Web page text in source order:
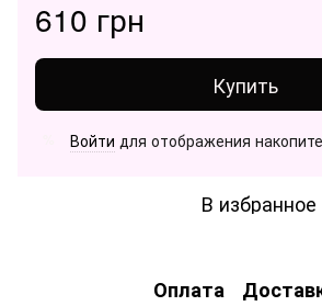
610 грн
Купить
Войти для отображения
В избранное
Оплата